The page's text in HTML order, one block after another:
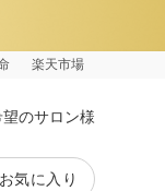
楽天市場
のサロン様
お気に入り